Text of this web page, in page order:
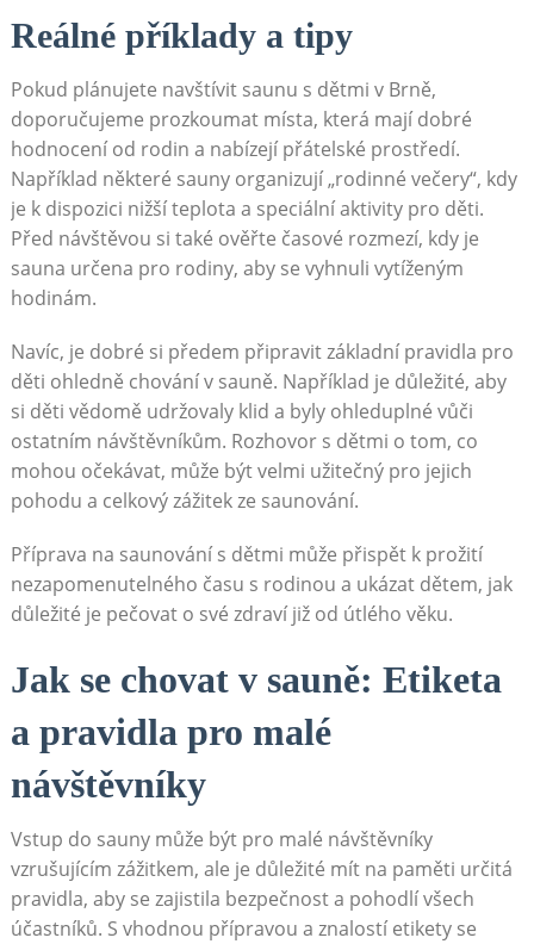
Reálné⁢ příklady ⁤a tipy
Pokud plánujete navštívit ‍saunu s dětmi​ v Brně,
doporučujeme prozkoumat místa, která mají ⁢dobré
hodnocení od rodin a nabízejí přátelské prostředí.​
Například některé sauny organizují „rodinné večery“,‍ kdy
je ⁢k dispozici nižší ‌teplota a speciální‍ aktivity pro děti.
Před ‍návštěvou si také ověřte časové rozmezí,‌ kdy je
sauna určena ‍pro rodiny, aby‌ se vyhnuli vytíženým
hodinám.
Navíc, je dobré si předem‍ připravit základní⁣ pravidla pro⁣
děti ‌ohledně chování v sauně. Například​ je důležité, aby
si‍ děti vědomě udržovaly klid a​ byly ohleduplné vůči
ostatním návštěvníkům. Rozhovor s dětmi ⁢o tom, co
mohou očekávat, může být​ velmi užitečný pro ‍jejich
pohodu a celkový zážitek ze saunování.
Příprava ‍na saunování s dětmi může přispět k prožití
nezapomenutelného času s rodinou⁣ a⁢ ukázat‍ dětem, ⁤jak⁢
důležité je pečovat ‌o své ⁣zdraví již od útlého věku.
Jak se chovat v sauně: Etiketa
a pravidla‌ pro malé
návštěvníky
Vstup‍ do sauny může být ‍pro malé návštěvníky
⁣vzrušujícím‍ zážitkem, ale je důležité mít‍ na paměti‍ určitá
pravidla, aby se zajistila bezpečnost a pohodlí všech
účastníků. S ‌vhodnou přípravou a znalostí etikety⁤ se ​